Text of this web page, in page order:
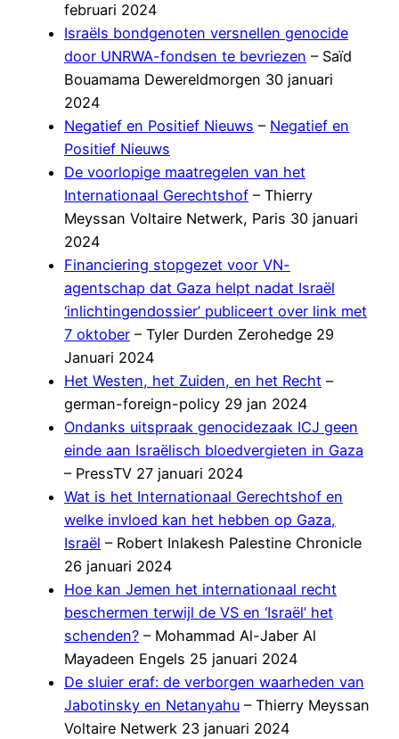
februari 2024
Israëls bondgenoten versnellen genocide
door UNRWA-fondsen te bevriezen – Saïd
Bouamama Dewereldmorgen 30 januari
2024
Negatief en Positief Nieuws – Negatief en
Positief Nieuws
De voorlopige maatregelen van het
Internationaal Gerechtshof – Thierry
Meyssan Voltaire Netwerk, Paris 30 januari
2024
Financiering stopgezet voor VN-
agentschap dat Gaza helpt nadat Israël
‘inlichtingendossier’ publiceert over link met
7 oktober – Tyler Durden Zerohedge 29
Januari 2024
Het Westen, het Zuiden, en het Recht –
german-foreign-policy 29 jan 2024
Ondanks uitspraak genocidezaak ICJ geen
einde aan Israëlisch bloedvergieten in Gaza
– PressTV 27 januari 2024
Wat is het Internationaal Gerechtshof en
welke invloed kan het hebben op Gaza,
Israël – Robert Inlakesh Palestine Chronicle
26 januari 2024
Hoe kan Jemen het internationaal recht
beschermen terwijl de VS en ‘Israël’ het
schenden? – Mohammad Al-Jaber Al
Mayadeen Engels 25 januari 2024
De sluier eraf: de verborgen waarheden van
Jabotinsky en Netanyahu – Thierry Meyssan
Voltaire Netwerk 23 januari 2024